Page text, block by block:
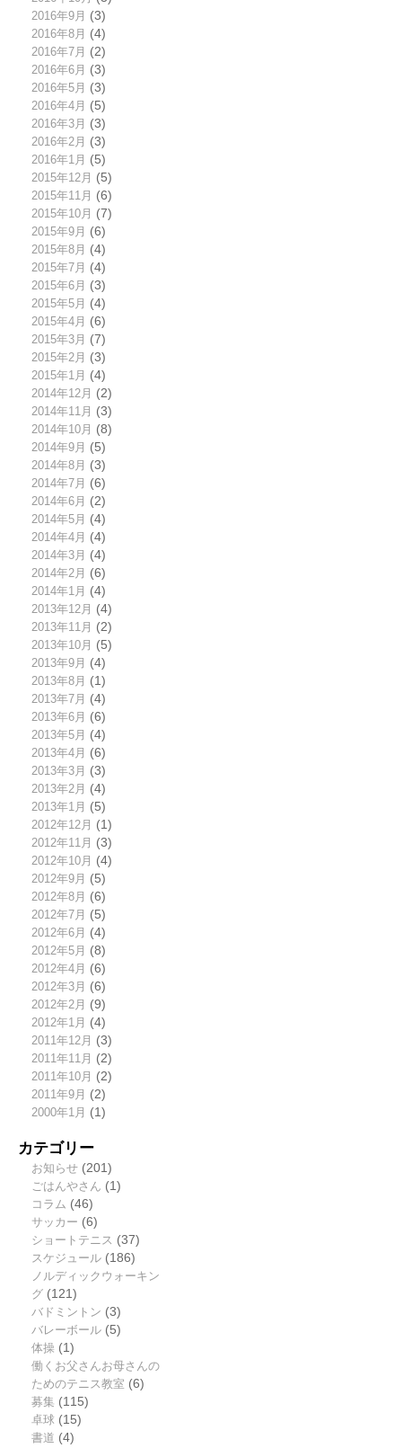
2016年9月 (3)
2016年8月 (4)
2016年7月 (2)
2016年6月 (3)
2016年5月 (3)
2016年4月 (5)
2016年3月 (3)
2016年2月 (3)
2016年1月 (5)
2015年12月 (5)
2015年11月 (6)
2015年10月 (7)
2015年9月 (6)
2015年8月 (4)
2015年7月 (4)
2015年6月 (3)
2015年5月 (4)
2015年4月 (6)
2015年3月 (7)
2015年2月 (3)
2015年1月 (4)
2014年12月 (2)
2014年11月 (3)
2014年10月 (8)
2014年9月 (5)
2014年8月 (3)
2014年7月 (6)
2014年6月 (2)
2014年5月 (4)
2014年4月 (4)
2014年3月 (4)
2014年2月 (6)
2014年1月 (4)
2013年12月 (4)
2013年11月 (2)
2013年10月 (5)
2013年9月 (4)
2013年8月 (1)
2013年7月 (4)
2013年6月 (6)
2013年5月 (4)
2013年4月 (6)
2013年3月 (3)
2013年2月 (4)
2013年1月 (5)
2012年12月 (1)
2012年11月 (3)
2012年10月 (4)
2012年9月 (5)
2012年8月 (6)
2012年7月 (5)
2012年6月 (4)
2012年5月 (8)
2012年4月 (6)
2012年3月 (6)
2012年2月 (9)
2012年1月 (4)
2011年12月 (3)
2011年11月 (2)
2011年10月 (2)
2011年9月 (2)
2000年1月 (1)
カテゴリー
お知らせ(201)
ごはんやさん (1)
コラム (46)
サッカー (6)
ショートテニス (37)
スケジュール(186)
ノルディックウォーキン
グ(121)
バドミントン (3)
バレーボール(5)
体操(1)
働くお父さんお母さんの
ためのテニス教室 (6)
募集 (115)
卓球 (15)
書道 (4)